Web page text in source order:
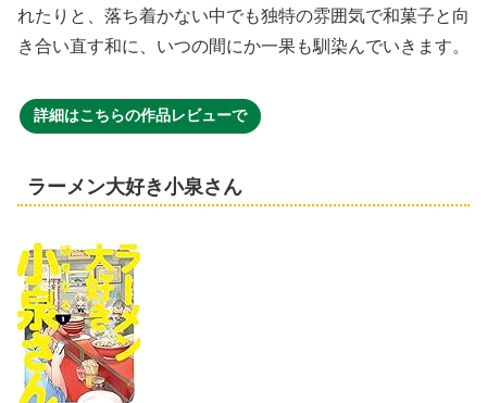
れたりと、落ち着かない中でも独特の雰囲気で和菓子と向
き合い直す和に、いつの間にか一果も馴染んでいきます。
詳細はこちらの作品レビューで
ラーメン大好き小泉さん